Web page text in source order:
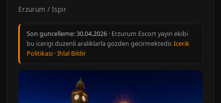
Erzurum / İspir
Son guncelleme:30.04.2026 · Erzurum Escort yayin ekibi
bu icerigi duzenli araliklarla gozden gecirmektedir.Icerik
Politikasi ·Ihlal Bildir